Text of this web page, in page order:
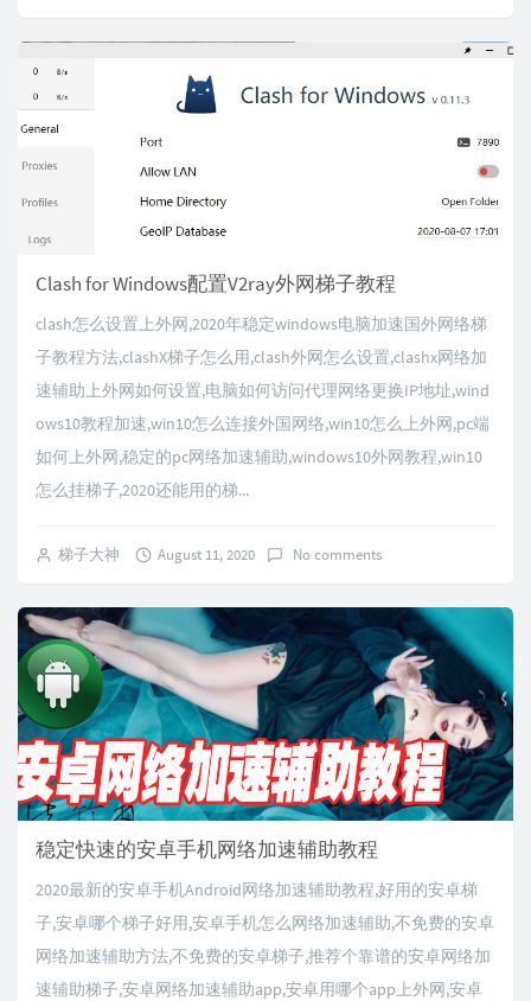
Clash for Windows配置V2ray外网梯子教程
clash怎么设置上外网,2020年稳定windows电脑加速国外网络梯
子教程方法,clashX梯子怎么用,clash外网怎么设置,clashx网络加
速辅助上外网如何设置,电脑如何访问代理网络更换IP地址,wind
ows10教程加速,win10怎么连接外国网络,win10怎么上外网,pc端
如何上外网,稳定的pc网络加速辅助,windows10外网教程,win10
怎么挂梯子,2020还能用的梯...
梯子大神 August 11, 2020 No comments
稳定快速的安卓手机网络加速辅助教程
2020最新的安卓手机Android网络加速辅助教程,好用的安卓梯
子,安卓哪个梯子好用,安卓手机怎么网络加速辅助,不免费的安卓
网络加速辅助方法,不免费的安卓梯子,推荐个靠谱的安卓网络加
速辅助梯子,安卓网络加速辅助app,安卓用哪个app上外网,安卓